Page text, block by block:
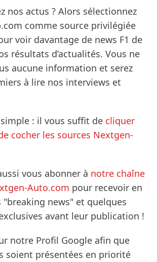
nos actus ? Alors sélectionnez
comme source privilégiée
voir davantage de news F1 de
résultats d’actualités. Vous ne
aucune information et serez
à lire nos interviews et
simple : il vous suffit de cliquer
cocher les sources Nextgen-
vous abonner à notre chaîne
Auto.com pour recevoir en
news" et quelques
avant leur publication !
notre Profil Google afin que
soient présentées en priorité